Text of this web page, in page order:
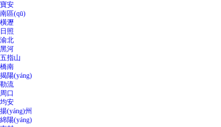
寶安
南區(qū)
橫瀝
日照
渝北
黑河
五指山
橋南
揭陽(yáng)
勒流
周口
均安
揚(yáng)州
綿陽(yáng)